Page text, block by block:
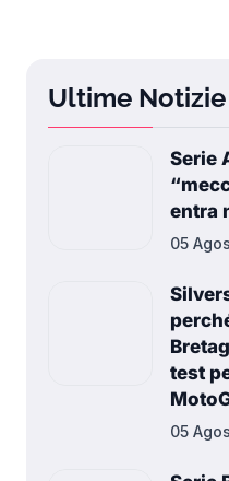
Ultime Notizie
Serie
entra
05
test
05